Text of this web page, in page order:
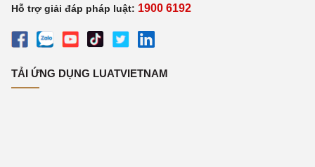
Hỗ trợ giải đáp pháp luật: 1900 6192
TẢI ỨNG DỤNG LUATVIETNAM